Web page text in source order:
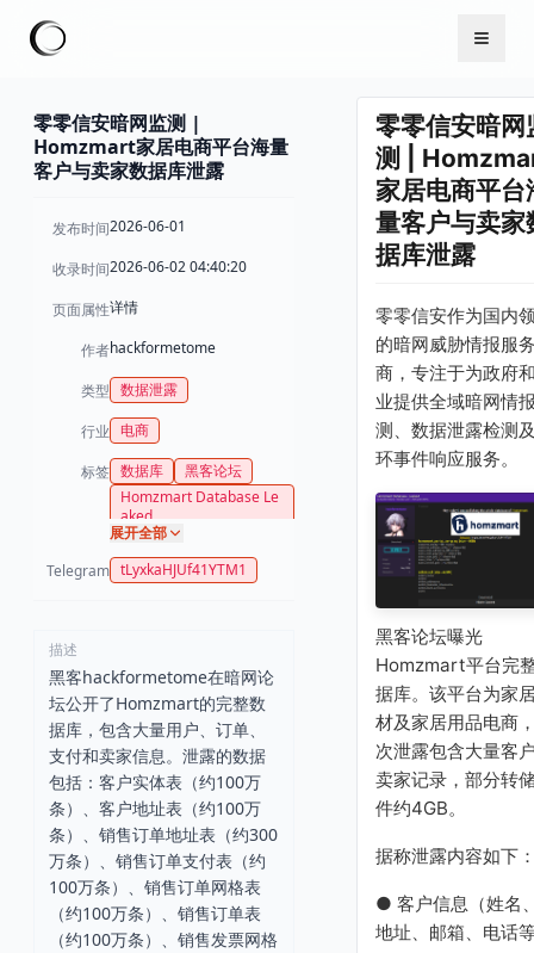
零零信安暗网监测 |
Homzmart家居电商平台海量
客户与卖家数据库泄露
发布时间2026-06-01
收录时间2026-06-02 04:40:20
页面属性详情
作者hackformetome
类型 数据泄露
行业 电商
标签 数据库
黑客论坛
Homzmart Database Le
aked
展开全部
Telegram tLyxkaHJUf41YTM1
描述
黑客hackformetome在暗网论
坛公开了Homzmart的完整数
据库，包含大量用户、订单、
支付和卖家信息。泄露的数据
包括：客户实体表（约100万
条）、客户地址表（约100万
条）、销售订单地址表（约300
万条）、销售订单支付表（约
100万条）、销售订单网格表
（约100万条）、销售订单表
（约100万条）、销售发票网格
零零信安暗网
测 |
家居电商平台
量客户与卖家
据库泄露
零零信安作为国内
的暗网威胁情报服
商，专注于为政府
业提供全域暗网情
测、数据泄露检测
环事件响应服务。
黑客论坛曝光
Homzmart平台完
据库。该平台为家
材及家居用品电商
次泄露包含大量客
卖家记录，部分转
件约4GB。
据称泄露内容如下
● 客户信息（姓名
地址、邮箱、电话